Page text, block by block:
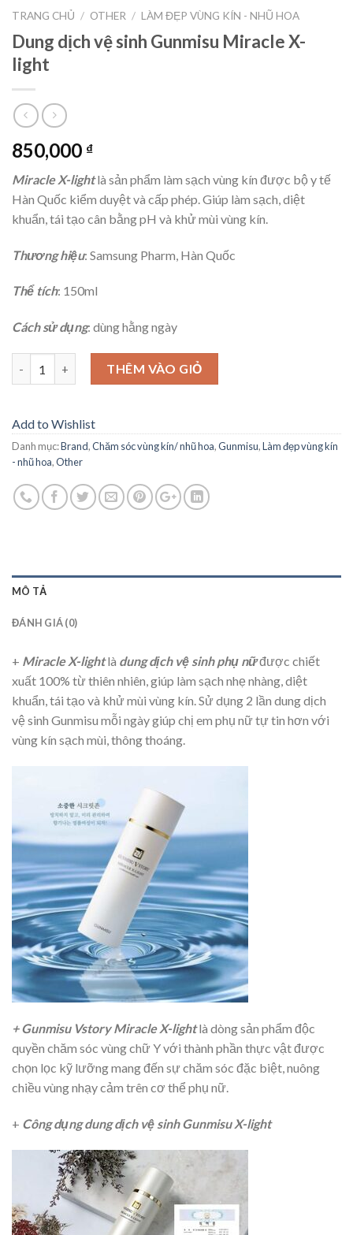
TRANG CHỦ / OTHER / LÀM ĐẸP VÙNG KÍN - NHŨ HOA
Dung dịch vệ sinh Gunmisu Miracle X-
light
850,000 ₫
Miracle X-lightlà sản phẩm làm sạch vùng kín được bộ y tế
Hàn Quốc kiểm duyệt và cấp phép. Giúp làm sạch, diệt
khuẩn, tái tạo cân bằng pH và khử mùi vùng kín.
Thương hiệu: Samsung Pharm, Hàn Quốc
Thể tích: 150ml
Cách sử dụng: dùng hằng ngày
THÊM VÀO GIỎ
Add to Wishlist
Danh mục:Brand,Chăm sóc vùng kín/ nhũ hoa,Gunmisu,Làm đẹp vùng kín
- nhũ hoa,Other
MÔ TẢ
ĐÁNH GIÁ (0)
+ Miracle X-lightlà dung dịch vệ sinh phụ nữđược chiết
xuất 100% từ thiên nhiên, giúp làm sạch nhẹ nhàng, diệt
khuẩn, tái tạo và khử mùi vùng kín. Sử dụng 2 lần dung dịch
vệ sinh Gunmisu mỗi ngày giúp chị em phụ nữ tự tin hơn với
vùng kín sạch mùi, thông thoáng.
+ Gunmisu Vstory Miracle X-lightlà dòng sản phẩm độc
quyền chăm sóc vùng chữ Y với thành phần thực vật được
chọn lọc kỹ lưỡng mang đến sự chăm sóc đặc biệt, nuông
chiều vùng nhạy cảm trên cơ thể phụ nữ.
+ Công dụng dung dịch vệ sinh Gunmisu X-light